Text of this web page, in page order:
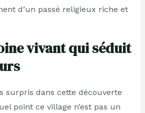
d’un passé religieux riche et
vivant qui séduit
surpris dans cette découverte
point ce village n’est pas un